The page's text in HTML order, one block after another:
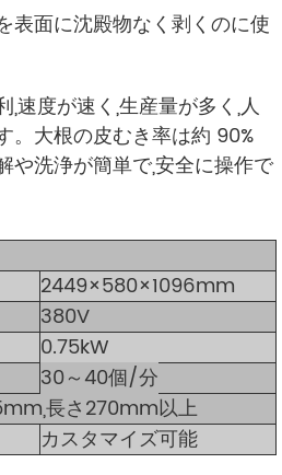
表面に沈殿物なく剥くのに使
,速度が速く,生産量が多く,人
。大根の皮むき率は約 90%
や洗浄が簡単で,安全に操作で
2449×580×1096mm
380V
0.75kW
30～40個/分
長さ270mm以上
カスタマイズ可能